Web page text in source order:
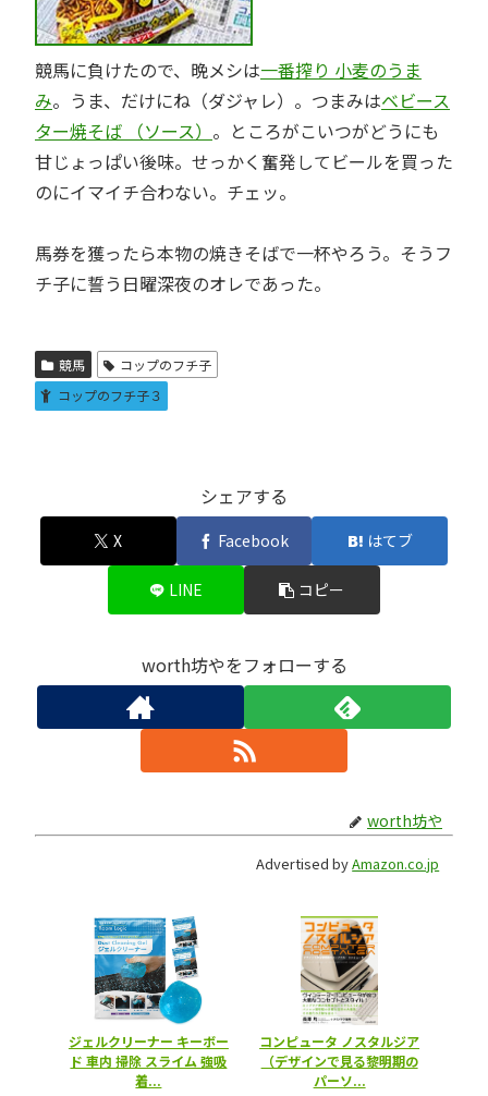
競馬に負けたので、晩メシは一番搾り 小麦のうま
み。うま、だけにね（ダジャレ）。つまみはベビース
ター焼そば （ソース） 。ところがこいつがどうにも
甘じょっぱい後味。せっかく奮発してビールを買った
のにイマイチ合わない。チェッ。
馬券を獲ったら本物の焼きそばで一杯やろう。そうフ
チ子に誓う日曜深夜のオレであった。
競馬
コップのフチ子
コップのフチ子３
シェアする
X Facebook はてブ
LINE コピー
worth坊やをフォローする
worth坊や
Advertised byAmazon.co.jp